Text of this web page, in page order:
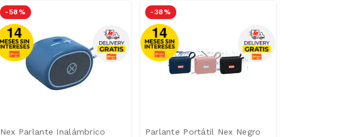
-58 %
Nex Parlante Inalámbrico
-38 %
Parlante Portátil Nex Negro